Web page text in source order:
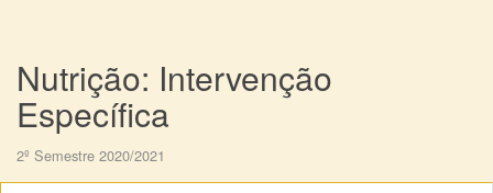
Nutrição: Intervenção
Específica
2º Semestre 2020/2021